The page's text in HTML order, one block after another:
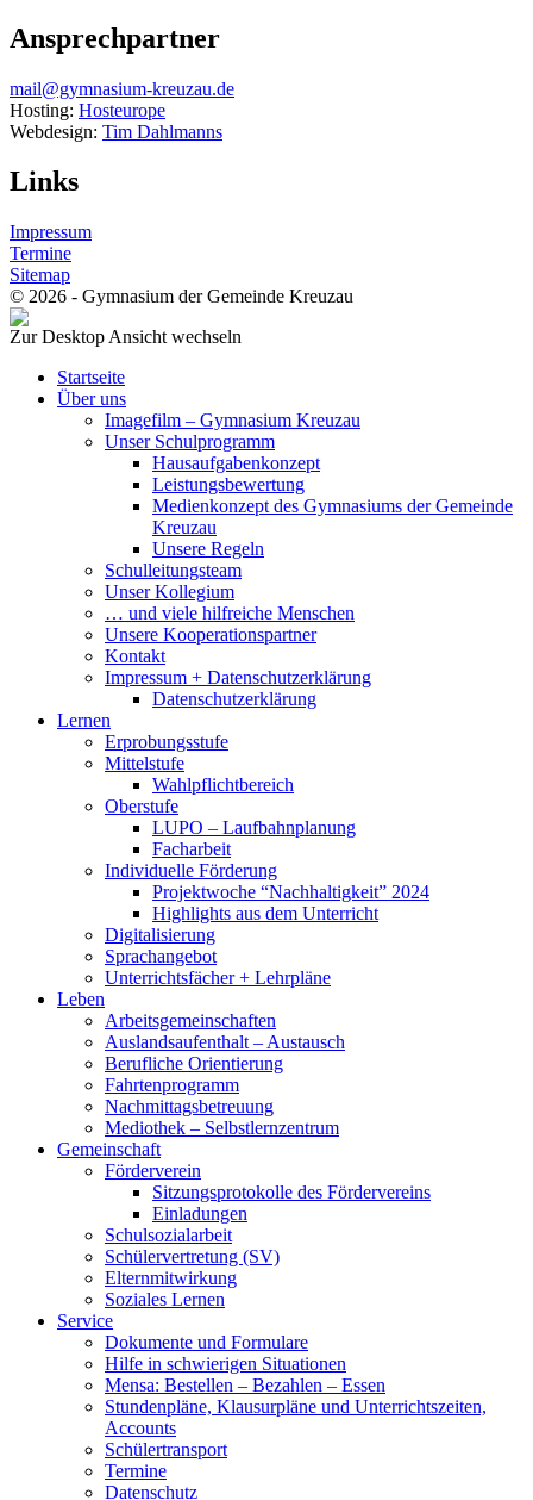
Ansprechpartner
mail@gymnasium-kreuzau.de
Hosting: Hosteurope
Webdesign: Tim Dahlmanns
Links
Impressum
Termine
Sitemap
© 2026 - Gymnasium der Gemeinde Kreuzau
Zur Desktop Ansicht wechseln
Startseite
Über uns
Imagefilm – Gymnasium Kreuzau
Unser Schulprogramm
Hausaufgabenkonzept
Leistungsbewertung
Medienkonzept des Gymnasiums der Gemeinde
Kreuzau
Unsere Regeln
Schulleitungsteam
Unser Kollegium
… und viele hilfreiche Menschen
Unsere Kooperationspartner
Kontakt
Impressum + Datenschutzerklärung
Datenschutzerklärung
Lernen
Erprobungsstufe
Mittelstufe
Wahlpflichtbereich
Oberstufe
LUPO – Laufbahnplanung
Facharbeit
Individuelle Förderung
Projektwoche “Nachhaltigkeit” 2024
Highlights aus dem Unterricht
Digitalisierung
Sprachangebot
Unterrichtsfächer + Lehrpläne
Leben
Arbeitsgemeinschaften
Auslandsaufenthalt – Austausch
Berufliche Orientierung
Fahrtenprogramm
Nachmittagsbetreuung
Mediothek – Selbstlernzentrum
Gemeinschaft
Förderverein
Sitzungsprotokolle des Fördervereins
Einladungen
Schulsozialarbeit
Schülervertretung (SV)
Elternmitwirkung
Soziales Lernen
Service
Dokumente und Formulare
Hilfe in schwierigen Situationen
Mensa: Bestellen – Bezahlen – Essen
Stundenpläne, Klausurpläne und Unterrichtszeiten,
Accounts
Schülertransport
Termine
Datenschutz